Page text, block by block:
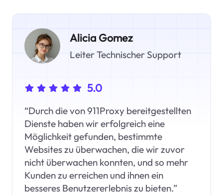
Alicia Gomez
Leiter Technischer Support
5.0
“Durch die von 911Proxy bereitgestellten
Dienste haben wir erfolgreich eine
Möglichkeit gefunden, bestimmte
Websites zu überwachen, die wir zuvor
nicht überwachen konnten, und so mehr
Kunden zu erreichen und ihnen ein
besseres Benutzererlebnis zu bieten.”